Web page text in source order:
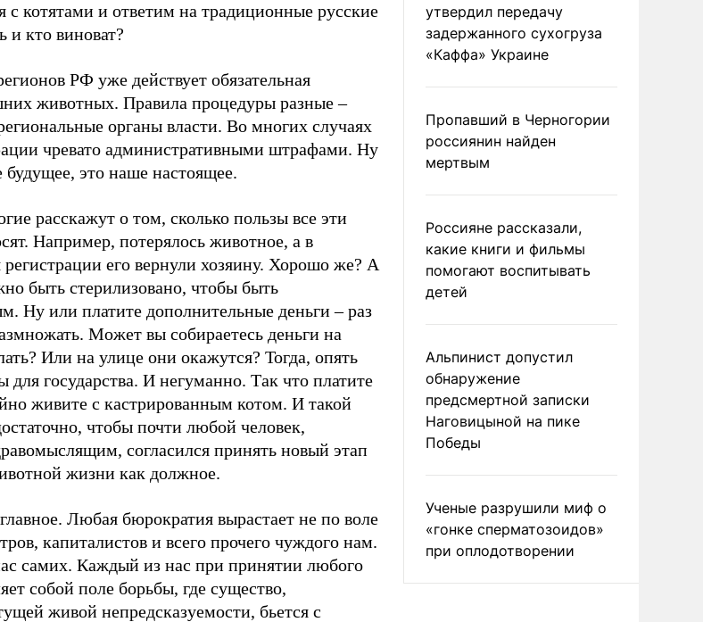
с котятами и ответим на традиционные русские
и кто виноват?
РФ уже действует обязательная
животных. Правила процедуры разные –
органы власти. Во многих случаях
чревато административными штрафами. Ну
будущее, это наше настоящее.
расскажут о том, сколько пользы все эти
Например, потерялось животное, а в
регистрации его вернули хозяину. Хорошо же? А
быть стерилизовано, чтобы быть
Ну или платите дополнительные деньги – раз
Может вы собираетесь деньги на
Или на улице они окажутся? Тогда, опять
государства. И негуманно. Так что платите
живите с кастрированным котом. И такой
чтобы почти любой человек,
согласился принять новый этап
жизни как должное.
Любая бюрократия вырастает не по воле
капиталистов и всего прочего чуждого нам.
самих. Каждый из нас при принятии любого
собой поле борьбы, где существо,
живой непредсказуемости, бьется с
утвердил передачу
задержанного сухогруза
«Каффа» Украине
Пропавший в Черногории
россиянин найден
мертвым
Россияне рассказали,
какие книги и фильмы
помогают воспитывать
детей
Альпинист допустил
обнаружение
предсмертной записки
Наговицыной на пике
Победы
Ученые разрушили миф о
«гонке сперматозоидов»
при оплодотворении